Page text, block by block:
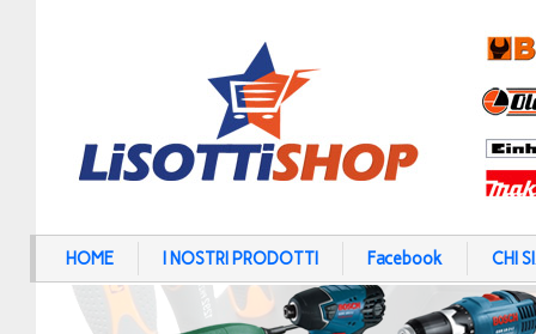
HOME I NOSTRI PRODOTTI Facebook CHI